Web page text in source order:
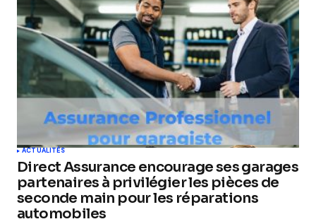
ACTUALITÉS
Direct Assurance encourage ses garages
partenaires à privilégier les pièces de
seconde main pour les réparations
automobiles